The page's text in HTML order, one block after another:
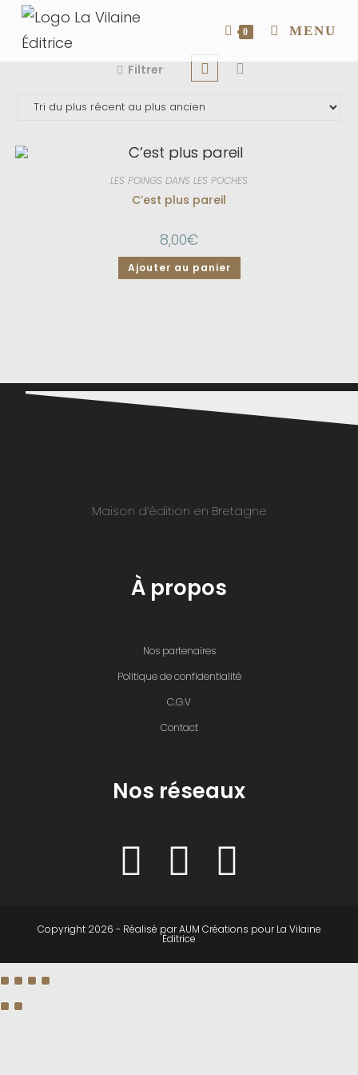
0 MENU
Filtrer
LES POINGS DANS LES POCHES
C’est plus pareil
8,00€
Ajouter au panier
Maison d’édition en Bretagne
À propos
Nos partenaires
Politique de confidentialité
C.G.V
Contact
Nos réseaux
Copyright 2026 - Réalisé parAUM Créations pourLa Vilaine
Éditrice